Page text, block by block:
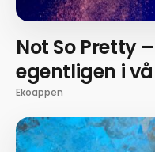
Not So Pretty
egentligen i
Ekoappen